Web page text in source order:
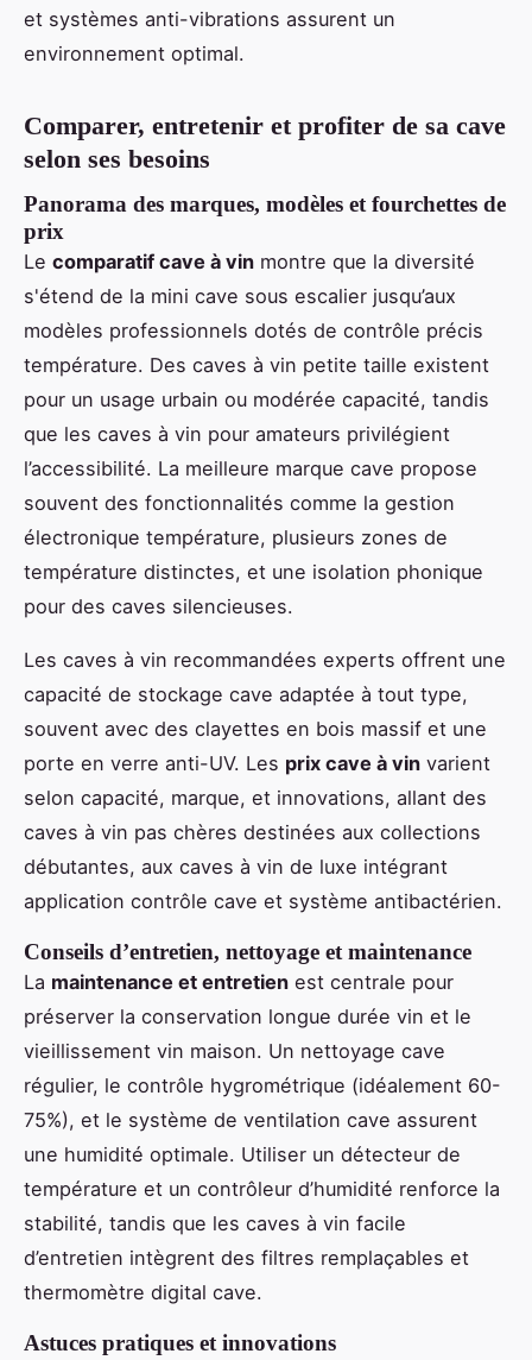
et systèmes anti-vibrations assurent un
environnement optimal.
Comparer, entretenir et profiter de sa cave
selon ses besoins
Panorama des marques, modèles et fourchettes de
prix
Le comparatif cave à vin montre que la diversité
s'étend de la mini cave sous escalier jusqu’aux
modèles professionnels dotés de contrôle précis
température. Des caves à vin petite taille existent
pour un usage urbain ou modérée capacité, tandis
que les caves à vin pour amateurs privilégient
l’accessibilité. La meilleure marque cave propose
souvent des fonctionnalités comme la gestion
électronique température, plusieurs zones de
température distinctes, et une isolation phonique
pour des caves silencieuses.
Les caves à vin recommandées experts offrent une
capacité de stockage cave adaptée à tout type,
souvent avec des clayettes en bois massif et une
porte en verre anti-UV. Les prix cave à vin varient
selon capacité, marque, et innovations, allant des
caves à vin pas chères destinées aux collections
débutantes, aux caves à vin de luxe intégrant
application contrôle cave et système antibactérien.
Conseils d’entretien, nettoyage et maintenance
La maintenance et entretien est centrale pour
préserver la conservation longue durée vin et le
vieillissement vin maison. Un nettoyage cave
régulier, le contrôle hygrométrique (idéalement 60-
75%), et le système de ventilation cave assurent
une humidité optimale. Utiliser un détecteur de
température et un contrôleur d’humidité renforce la
stabilité, tandis que les caves à vin facile
d’entretien intègrent des filtres remplaçables et
thermomètre digital cave.
Astuces pratiques et innovations